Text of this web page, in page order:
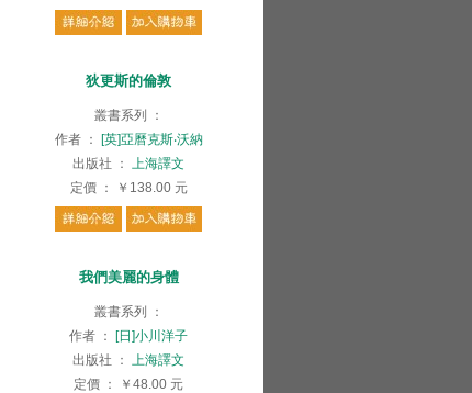
狄更斯的倫敦
叢書系列
：
作者
：
[英]亞曆克斯‧沃納
出版社
： 上海譯文
定價
： ￥138.00 元
我們美麗的身體
叢書系列
：
作者 ：
[日]小川洋子
出版社
： 上海譯文
定價 ： ￥48.00 元